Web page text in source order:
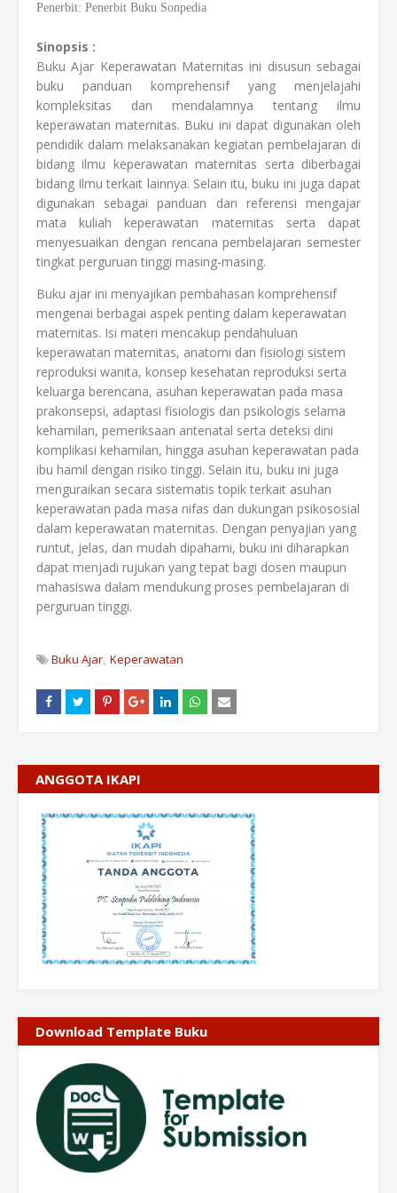
Penerbit: Penerbit Buku Sonpedia
Sinopsis :
Buku Ajar Keperawatan Maternitas ini disusun sebagai
buku
panduan komprehensifyang menjelajahi
kompleksitas dan mendalamnya tentang
ilmu
keperawatan maternitas. Buku ini dapat digunakan oleh
pendidik dalam melaksanakan kegiatan pembelajaran di
bidang ilmu keperawatan maternitas serta diberbagai
bidang Ilmu terkait lainnya. Selain itu, buku ini juga dapat
digunakan
sebagai panduan dan referensi
mengajar
mata
kuliah keperawatan maternitas serta
dapat
menyesuaikan dengan rencana pembelajaran semester
tingkat perguruan tinggi masing-masing.
Buku ajar ini menyajikan pembahasan komprehensif
mengenai berbagai aspek penting dalam keperawatan
maternitas. Isi materi mencakup pendahuluan
keperawatan maternitas, anatomi dan fisiologi sistem
reproduksi wanita, konsep kesehatan reproduksi serta
keluarga berencana, asuhan keperawatan pada masa
prakonsepsi, adaptasi fisiologis dan psikologis selama
kehamilan, pemeriksaan antenatal serta deteksi dini
komplikasi kehamilan, hingga asuhan keperawatan pada
ibu hamil dengan risiko tinggi. Selain itu, buku ini juga
menguraikan secara sistematis topik terkait asuhan
keperawatan pada masa nifas dan dukungan psikososial
dalam keperawatan maternitas. Dengan penyajian yang
runtut, jelas, dan mudah dipahami, buku ini diharapkan
dapat menjadi rujukan yang tepat bagi dosen maupun
mahasiswa dalam mendukung proses pembelajaran di
perguruan tinggi.
Buku Ajar Keperawatan
ANGGOTA IKAPI
Download Template Buku